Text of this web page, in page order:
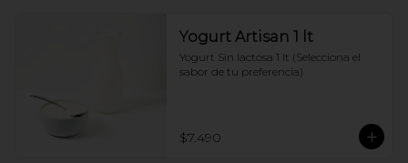
Yogurt Artisan 1 lt
Yogurt Sin lactosa 1 lt (Selecciona el
sabor de tu preferencia)
$7.490